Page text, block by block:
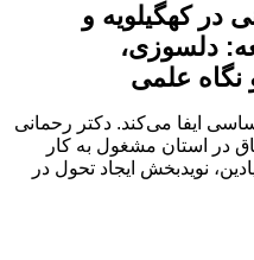
در کهگیلویه و
دلسوزی،
نگاه علمی
ایفا می‌کند. دکتر رحمانی
در استان مشغول به کار
نویدبخش ایجاد تحول در